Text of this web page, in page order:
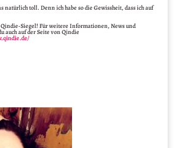
natürlich toll. Denn ich habe so die Gewissheit, dass ich auf
Qindie-Siegel! Für weitere Informationen, News und
auch auf der Seite von Qindie